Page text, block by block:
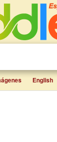
English